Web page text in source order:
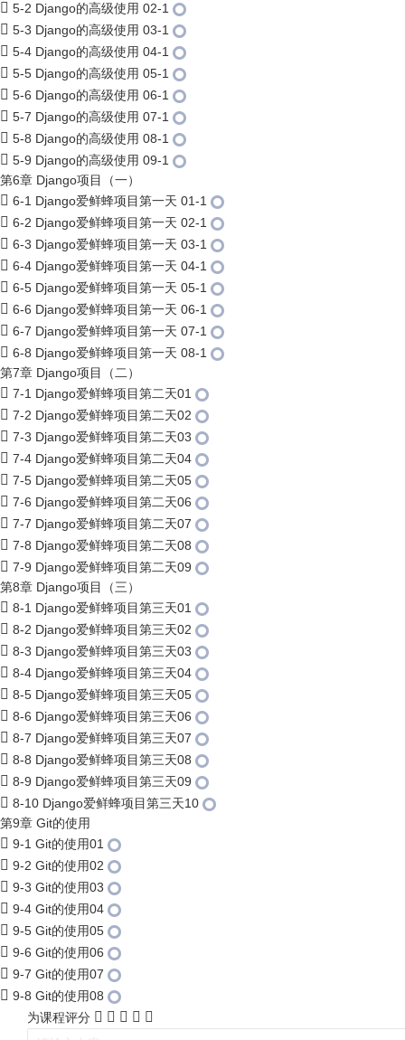
5-2 Django的高级使用 02-1
5-3 Django的高级使用 03-1
5-4 Django的高级使用 04-1
5-5 Django的高级使用 05-1
5-6 Django的高级使用 06-1
5-7 Django的高级使用 07-1
5-8 Django的高级使用 08-1
5-9 Django的高级使用 09-1
第6章 Django项目（一）
6-1 Django爱鲜蜂项目第一天 01-1
6-2 Django爱鲜蜂项目第一天 02-1
6-3 Django爱鲜蜂项目第一天 03-1
6-4 Django爱鲜蜂项目第一天 04-1
6-5 Django爱鲜蜂项目第一天 05-1
6-6 Django爱鲜蜂项目第一天 06-1
6-7 Django爱鲜蜂项目第一天 07-1
6-8 Django爱鲜蜂项目第一天 08-1
第7章 Django项目（二）
7-1 Django爱鲜蜂项目第二天01
7-2 Django爱鲜蜂项目第二天02
7-3 Django爱鲜蜂项目第二天03
7-4 Django爱鲜蜂项目第二天04
7-5 Django爱鲜蜂项目第二天05
7-6 Django爱鲜蜂项目第二天06
7-7 Django爱鲜蜂项目第二天07
7-8 Django爱鲜蜂项目第二天08
7-9 Django爱鲜蜂项目第二天09
第8章 Django项目（三）
8-1 Django爱鲜蜂项目第三天01
8-2 Django爱鲜蜂项目第三天02
8-3 Django爱鲜蜂项目第三天03
8-4 Django爱鲜蜂项目第三天04
8-5 Django爱鲜蜂项目第三天05
8-6 Django爱鲜蜂项目第三天06
8-7 Django爱鲜蜂项目第三天07
8-8 Django爱鲜蜂项目第三天08
8-9 Django爱鲜蜂项目第三天09
8-10 Django爱鲜蜂项目第三天10
第9章 Git的使用
9-1 Git的使用01
9-2 Git的使用02
9-3 Git的使用03
9-4 Git的使用04
9-5 Git的使用05
9-6 Git的使用06
9-7 Git的使用07
9-8 Git的使用08
为课程评分